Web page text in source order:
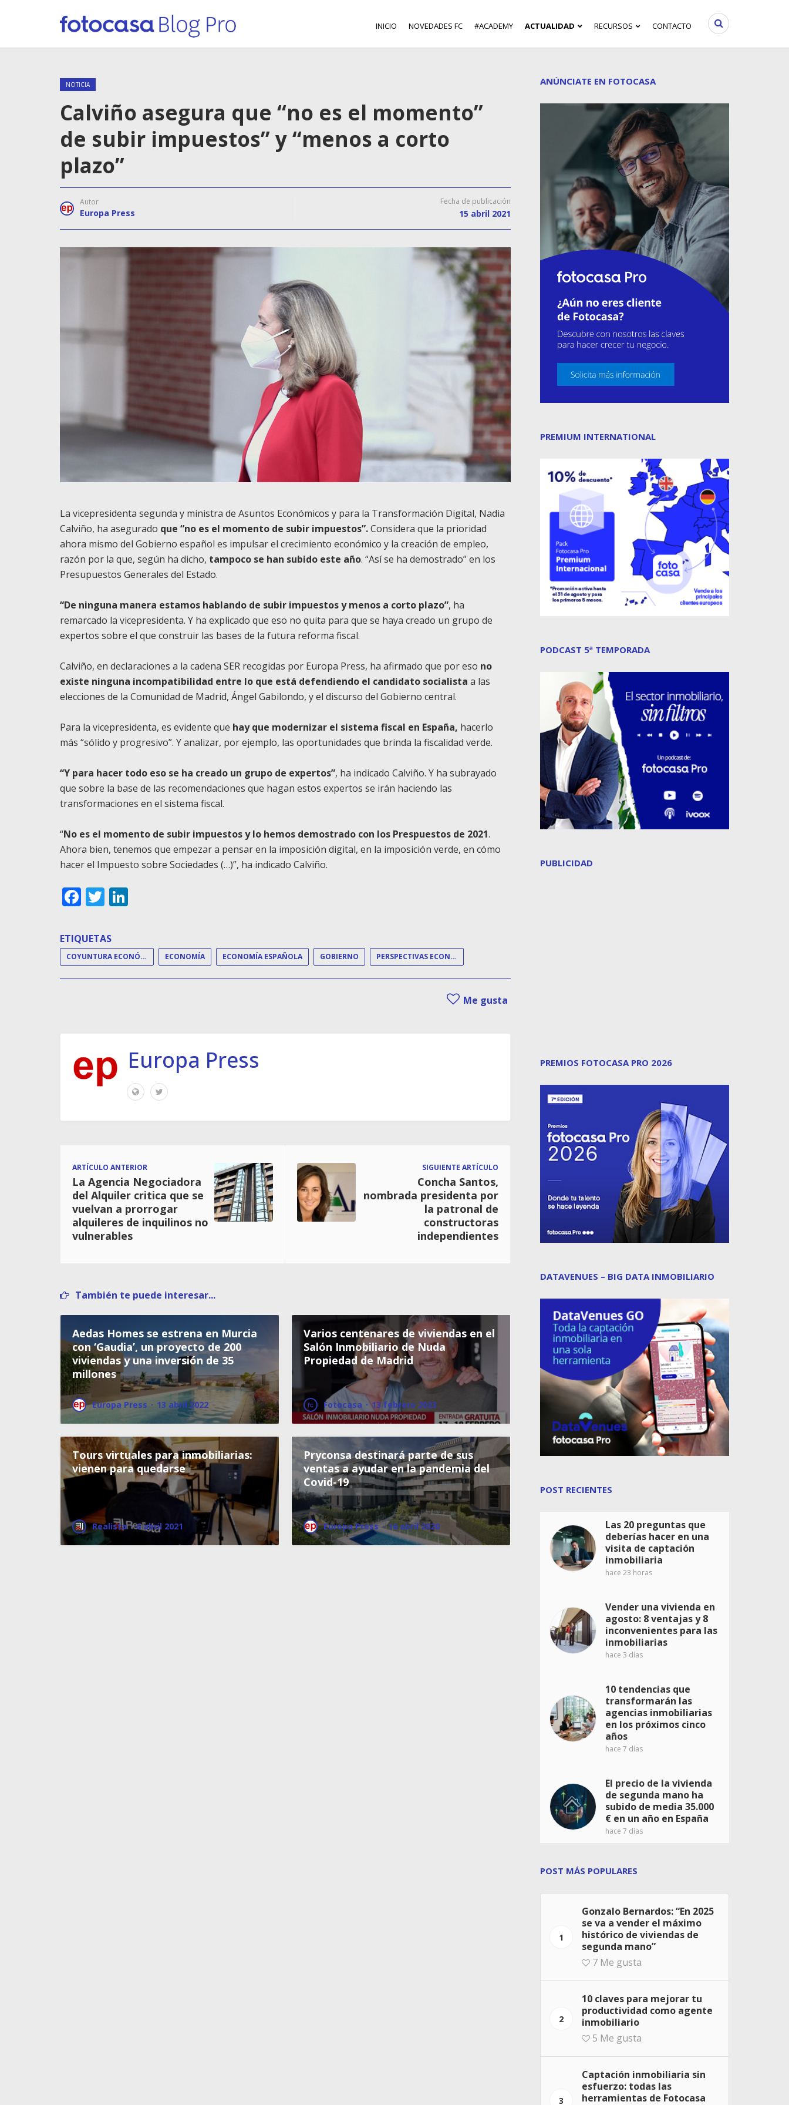
INICIO NOVEDADES FC #ACADEMY ACTUALIDAD RECURSOS CONTACTO
NOTICIA
Calviño asegura que “no es el momento”
de subir impuestos” y “menos a corto
plazo”
Autor
Europa Press
Fecha de publicación
15 abril 2021
La vicepresidenta segunda y ministra de Asuntos Económicos y para la Transformación Digital, Nadia
Calviño, ha asegurado que “no es el momento de subir impuestos”.Considera que la prioridad
ahora mismo del Gobierno español es impulsar el crecimiento económico y la creación de empleo,
razón por la que, según ha dicho, tampoco se han subido este año. “Así se ha demostrado” en los
Presupuestos Generales del Estado.
“De ninguna manera estamos hablando de subir impuestos y menos a corto plazo”, ha
remarcado la vicepresidenta. Y ha explicado que eso no quita para que se haya creado un grupo de
expertos sobre el que construir las bases de la futura reforma fiscal.
Calviño, en declaraciones a la cadena SER recogidas por Europa Press, ha afirmado que por eso no
existe ninguna incompatibilidad entre lo que está defendiendo el candidato socialista a las
elecciones de la Comunidad de Madrid, Ángel Gabilondo, y el discurso del Gobierno central.
Para la vicepresidenta, es evidente que hay que modernizar el sistema fiscal en España, hacerlo
más “sólido y progresivo”. Y analizar, por ejemplo, las oportunidades que brinda la fiscalidad verde.
“Y para hacer todo eso se ha creado un grupo de expertos”, ha indicado Calviño. Y ha subrayado
que sobre la base de las recomendaciones que hagan estos expertos se irán haciendo las
transformaciones en el sistema fiscal.
“No es el momento de subir impuestos y lo hemos demostrado con los Prespuestos de 2021.
Ahora bien, tenemos que empezar a pensar en la imposición digital, en la imposición verde, en cómo
hacer el Impuesto sobre Sociedades (…)”, ha indicado Calviño.
Facebook
Twitter
ETIQUETAS
COYUNTURA ECONÓMICA ECONOMÍA ECONOMÍA ESPAÑOLA GOBIERNO PERSPECTIVAS ECONÓMICAS
Me gusta
Europa Press
ARTÍCULO ANTERIOR
La Agencia Negociadora
del Alquiler critica que se
vuelvan a prorrogar
alquileres de inquilinos no
vulnerables
SIGUIENTE ARTÍCULO
Concha Santos,
nombrada presidenta por
la patronal de
constructoras
independientes
También te puede interesar...
Aedas Homes se estrena en Murcia
con ‘Gaudia’, un proyecto de 200
viviendas y una inversión de 35
millones
Europa Press · 13 abril 2022
Varios centenares de viviendas en el
Salón Inmobiliario de Nuda
Propiedad de Madrid
Fotocasa · 13 febrero 2023
Tours virtuales para inmobiliarias:
vienen para quedarse
Realista · 6 abril 2021
Pryconsa destinará parte de sus
ventas a ayudar en la pandemia del
Covid-19
Europa Press · 16 abril 2020
ANÚNCIATE EN FOTOCASA
PREMIUM INTERNATIONAL
PODCAST 5ª TEMPORADA
PUBLICIDAD
PREMIOS FOTOCASA PRO 2026
DATAVENUES – BIG DATA INMOBILIARIO
POST RECIENTES
Las 20 preguntas que
deberías hacer en una
visita de captación
inmobiliaria
hace 23 horas
Vender una vivienda en
agosto: 8 ventajas y 8
inconvenientes para las
inmobiliarias
hace 3 días
10 tendencias que
transformarán las
agencias inmobiliarias
en los próximos cinco
años
hace 7 días
El precio de la vivienda
de segunda mano ha
subido de media 35.000
€ en un año en España
hace 7 días
POST MÁS POPULARES
1
Gonzalo Bernardos: “En 2025
se va a vender el máximo
histórico de viviendas de
segunda mano”
7 Me gusta
2
10 claves para mejorar tu
productividad como agente
inmobiliario
5 Me gusta
3
Captación inmobiliaria sin
esfuerzo: todas las
herramientas de Fotocasa